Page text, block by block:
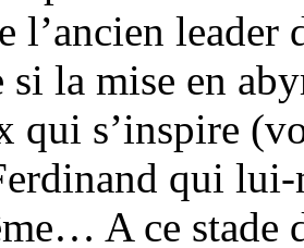
l’ancien leader
si la mise en
qui s’inspire
qui
A ce stade